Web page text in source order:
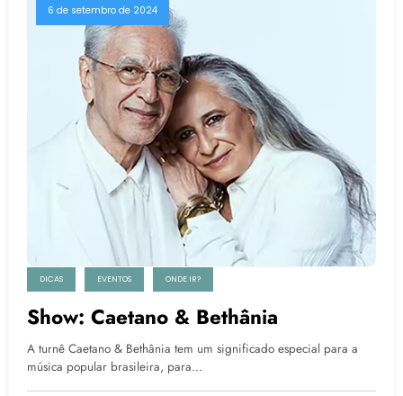
6 de setembro de 2024
DICAS EVENTOS ONDE IR?
Show: Caetano & Bethânia
A turnê Caetano & Bethânia tem um significado especial para a
música popular brasileira, para…